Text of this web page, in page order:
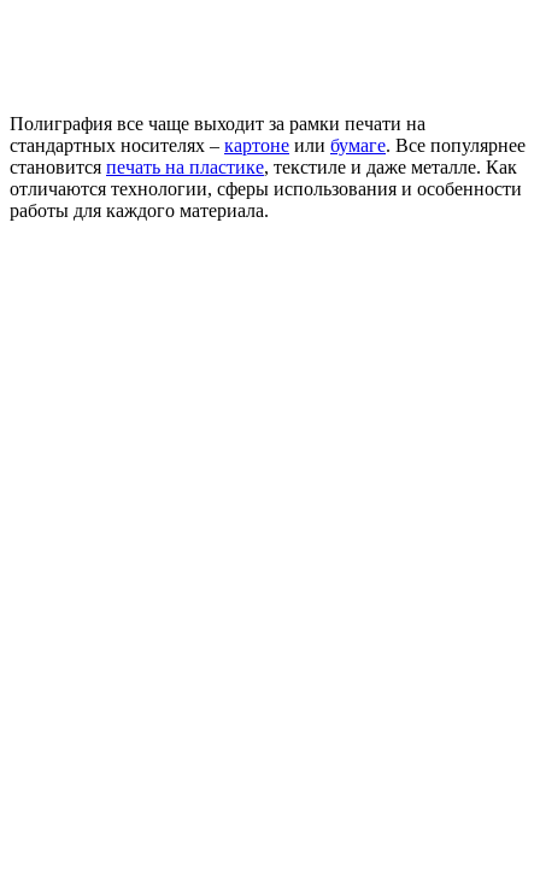
Полиграфия все чаще выходит за рамки печати на
стандартных носителях – картоне или бумаге. Все популярнее
становится печать на пластике, текстиле и даже металле. Как
отличаются технологии, сферы использования и особенности
работы для каждого материала.